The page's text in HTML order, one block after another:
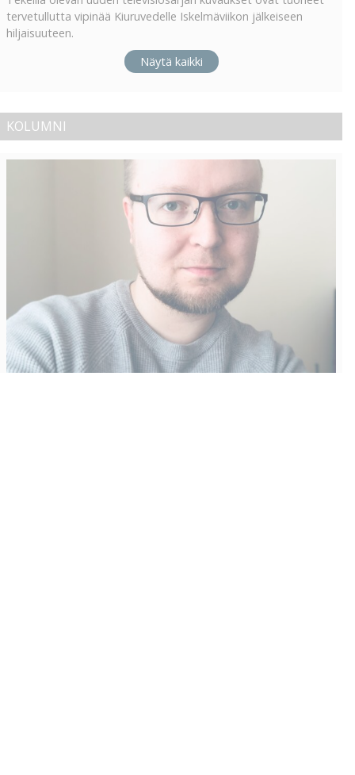
tervetullutta vipinää Kiuruvedelle Iskelmäviikon jälkeiseen
hiljaisuuteen.
Näytä kaikki
KOLUMNI